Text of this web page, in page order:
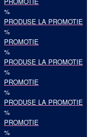
%
PRODUSE LA PROMOTIE
%
PROMOTIE
%
PRODUSE LA PROMOTIE
%
PROMOTIE
%
PRODUSE LA PROMOTIE
%
PROMOTIE
%